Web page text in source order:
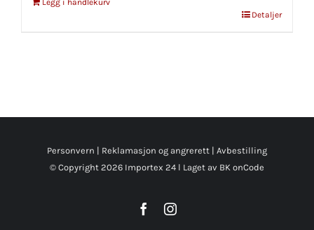
Legg i handlekurv
Detaljer
Personvern | Reklamasjon og angrerett | Avbestilling
© Copyright 2026 Importex 24 l Laget av BK onCode
FacebookInstagram